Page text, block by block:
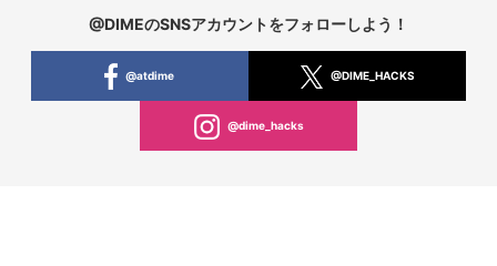
@DIMEのSNSアカウントをフォローしよう！
@atdime @DIME_HACKS
@dime_hacks